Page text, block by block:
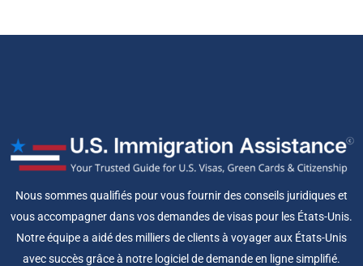
Nous sommes qualifiés pour vous fournir des conseils juridiques et
vous accompagner dans vos demandes de visas pour les États-Unis.
Notre équipe a aidé des milliers de clients à voyager aux États-Unis
avec succès grâce à notre logiciel de demande en ligne simplifié.